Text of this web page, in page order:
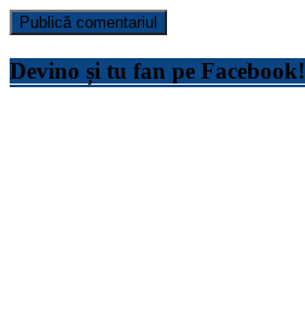
Devino și tu fan pe Facebook!